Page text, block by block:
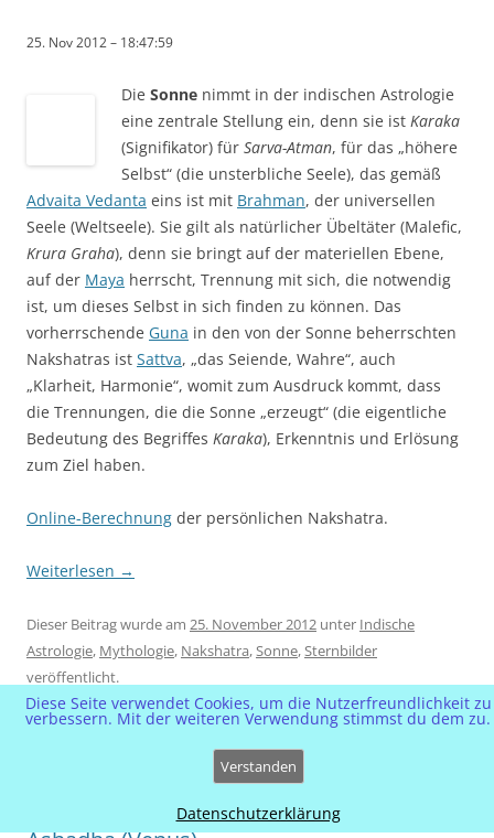
25. Nov 2012 – 18:47:59
Die Sonne nimmt in der indischen Astrologie
eine zentrale Stellung ein, denn sie ist Karaka
(Signifikator) für Sarva-Atman, für das „höhere
Selbst“ (die unsterbliche Seele), das gemäß
Advaita Vedanta eins ist mit Brahman, der universellen
Seele (Weltseele). Sie gilt als natürlicher Übeltäter (Malefic,
Krura Graha), denn sie bringt auf der materiellen Ebene,
auf der Maya herrscht, Trennung mit sich, die notwendig
ist, um dieses Selbst in sich finden zu können. Das
vorherrschende Guna in den von der Sonne beherrschten
Nakshatras ist Sattva, „das Seiende, Wahre“, auch
„Klarheit, Harmonie“, womit zum Ausdruck kommt, dass
die Trennungen, die die Sonne „erzeugt“ (die eigentliche
Bedeutung des Begriffes Karaka), Erkenntnis und Erlösung
zum Ziel haben.
Online-Berechnung der persönlichen Nakshatra.
Weiterlesen →
Dieser Beitrag wurde am 25. November 2012 unter Indische
Astrologie, Mythologie, Nakshatra, Sonne, Sternbilder
veröffentlicht.
Nakshatra Bharani, Purva Phalguni, Purva
Diese Seite verwendet Cookies, um die Nutzerfreundlichkeit zu
verbessern. Mit der weiteren Verwendung stimmst du dem zu.
Verstanden
Datenschutzerklärung